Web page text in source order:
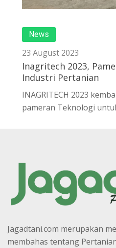
News
23 August 2023
Inagritech 2023,
Industri Pertanian
INAGRITECH 2023
pameran Teknologi
Jagadtani.com merupakan
membahas tentang